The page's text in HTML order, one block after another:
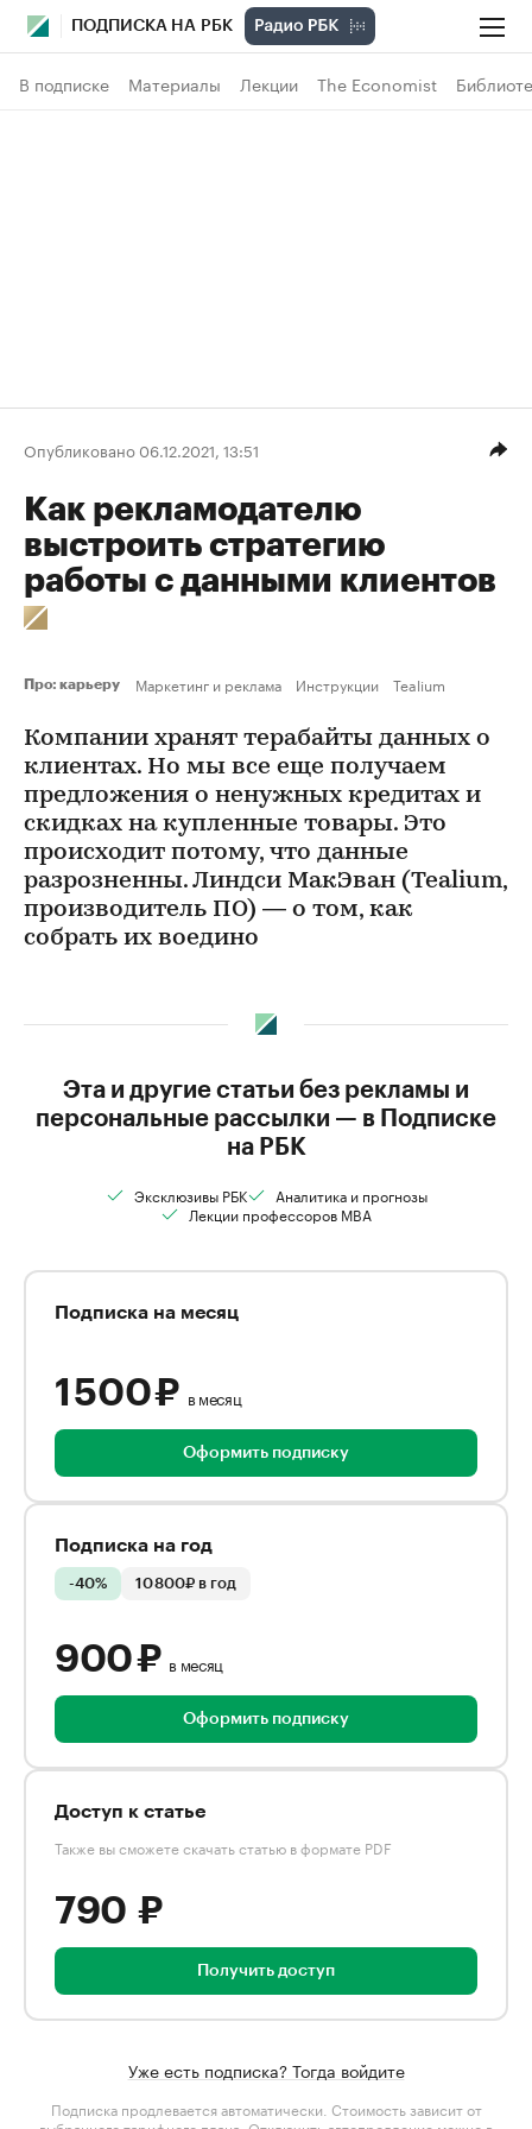
ПОДПИСКА НА РБК
В подписке Материалы Лекции The Economist
Опубликовано 06.12.2021, 13:51
Как рекламодателю
выстроить стратегию
работы с данными клиентов
Про: карьеру Маркетинг и реклама Инструкции Tealium
Компании хранят терабайты данных о
клиентах. Но мы все еще получаем
предложения о ненужных кредитах и
скидках на купленные товары. Это
происходит потому, что данные
разрозненны. Линдси МакЭван (Tealium,
производитель ПО) — о том, как
собрать их воедино
Эта и другие статьи без рекламы и
персональные рассылки — в Подписке
на РБК
Эксклюзивы РБК
Аналитика и прогнозы
Лекции профессоров MBA
Подписка на месяц
1 500 ₽ в месяц
Оформить подписку
Подписка на год
-40% 10 800₽ в год
900 ₽ в месяц
Оформить подписку
Доступ к статье
Также вы сможете скачать статью в формате PDF
790 ₽
Получить доступ
Уже есть подписка? Тогда войдите
Подписка продлевается автоматически. Стоимость зависит от